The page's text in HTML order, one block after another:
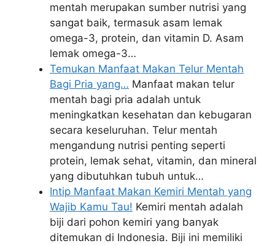
mentah merupakan sumber nutrisi yang
sangat baik, termasuk asam lemak
omega-3, protein, dan vitamin D. Asam
lemak omega-3…
Temukan Manfaat Makan Telur Mentah
Bagi Pria yang… Manfaat makan telur
mentah bagi pria adalah untuk
meningkatkan kesehatan dan kebugaran
secara keseluruhan. Telur mentah
mengandung nutrisi penting seperti
protein, lemak sehat, vitamin, dan mineral
yang dibutuhkan tubuh untuk…
Intip Manfaat Makan Kemiri Mentah yang
Wajib Kamu Tau! Kemiri mentah adalah
biji dari pohon kemiri yang banyak
ditemukan di Indonesia. Biji ini memiliki